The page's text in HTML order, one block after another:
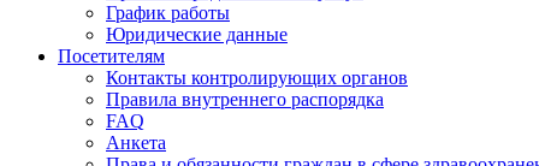
График работы
Юридические данные
Посетителям
Контакты контролирующих органов
Правила внутреннего распорядка
FAQ
Анкета